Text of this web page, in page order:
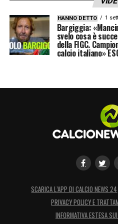
HANNO DETTO 1
Bargiggia:
svelo cosa è
della FIGC.
calcio italiano»
SCARICA L’APP DI CALCIO NEWS 24
PRIVACY POLICY E
INFORMATIVA ESTESA